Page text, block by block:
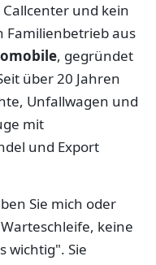
und kein
Familienbetrieb aus
, gegründet
über 20 Jahren
Unfallwagen und
mit
und Export
Sie mich oder
keine
wichtig". Sie